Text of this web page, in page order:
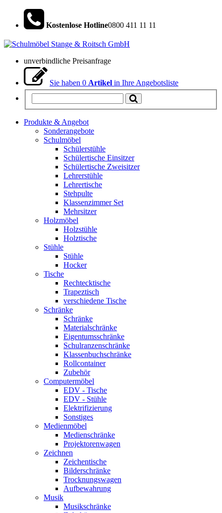
Kostenlose Hotline0800 411 11 11
unverbindliche Preisanfrage
Sie haben 0 Artikel in Ihre Angebotsliste
Produkte & Angebot
Sonderangebote
Schulmöbel
Schülerstühle
Schülertische Einsitzer
Schülertische Zweisitzer
Lehrerstühle
Lehrertische
Stehpulte
Klassenzimmer Set
Mehrsitzer
Holzmöbel
Holzstühle
Holztische
Stühle
Stühle
Hocker
Tische
Rechtecktische
Trapeztisch
verschiedene Tische
Schränke
Schränke
Materialschränke
Eigentumsschränke
Schulranzenschränke
Klassenbuchschränke
Rollcontainer
Zubehör
Computermöbel
EDV - Tische
EDV - Stühle
Elektrifizierung
Sonstiges
Medienmöbel
Medienschränke
Projektorenwagen
Zeichnen
Zeichentische
Bilderschränke
Trocknungswagen
Aufbewahrung
Musik
Musikschränke